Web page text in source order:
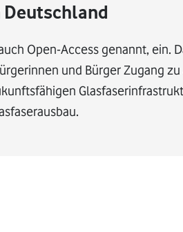
Open-Access genannt, ein.
und Bürger Zugang